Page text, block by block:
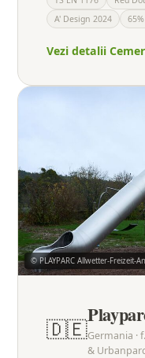
A' Design 2024
Vezi detalii Cemer
© PLAYPARC Allwetter-Freizeit-
🇩🇪Germania ·
&